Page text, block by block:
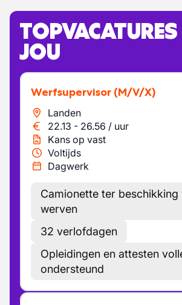
JOU
Werfsupervisor (M/V/X)
Landen
22.13 - 26.56 / uur
Kans op vast
Voltijds
Dagwerk
Camionette ter
werven
32 verlofdagen
Opleidingen en attesten
ondersteund